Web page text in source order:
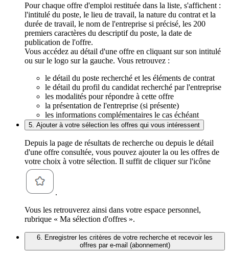
Pour chaque offre d'emploi restituée dans la liste, s'affichent :
l'intitulé du poste, le lieu de travail, la nature du contrat et la
durée de travail, le nom de l'entreprise si précisé, les 200
premiers caractères du descriptif du poste, la date de
publication de l'offre.
Vous accédez au détail d'une offre en cliquant sur son intitulé
ou sur le logo sur la gauche. Vous retrouvez :
le détail du poste recherché et les éléments de contrat
le détail du profil du candidat recherché par l'entreprise
les modalités pour répondre à cette offre
la présentation de l'entreprise (si présente)
les informations complémentaires le cas échéant
5. Ajouter à votre sélection les offres qui vous intéressent
Depuis la page de résultats de recherche ou depuis le détail
d'une offre consultée, vous pouvez ajouter la ou les offres de
votre choix à votre sélection. Il suffit de cliquer sur l'icône
.
Vous les retrouverez ainsi dans votre espace personnel,
rubrique « Ma sélection d'offres ».
6. Enregistrer les critères de votre recherche et recevoir les
offres par e-mail (abonnement)